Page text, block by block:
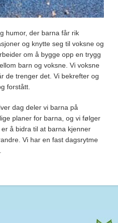
humor, der barna får rik
og knytte seg til voksne og
om å bygge opp en trygg
barn og voksne. Vi voksne
de trenger det. Vi bekrefter og
forstått.
dag deler vi barna på
planer for barna, og vi følger
å bidra til at barna kjenner
Vi har en fast dagsrytme